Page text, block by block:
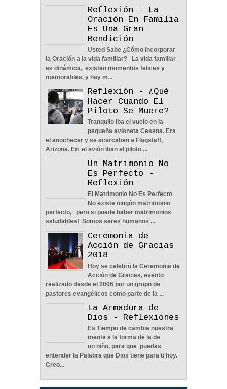
Nos Toca Escoger El
Camino, Fácil O Difícil -
Reflexión
04 Jun 2022 0
Aprendiendo A Confiar A
Pesar De Las
Circunstancias - Reflexión
2022 0
En Busca De La Pareja
Adecuada - Reflexión
04 Jun 2022
Una Familia Unida Es
Importante - Reflexión
2026 0
Reflexión - La
Oración En Familia
Es Una Gran
Bendición
Usted Sabe ¿Cómo Incorporar
la Oración a la vida familiar? La vida familiar
es dinámica, existen momentos felices y
memorables, y hay m...
Reflexión - ¿Qué
Hacer Cuando El
Piloto Se Muere?
Tranquilo iba el vuelo en la
pequeña avioneta Cessna. Era
el anochecer y se acercaban a Flagstaff,
Arizona. En el avión iban el piloto ...
Un Matrimonio No
Es Perfecto -
Reflexión
El Matrimonio No Es Perfecto
No existe ningún matrimonio
perfecto, pero si puede haber matrimonios
saludables! Somos seres humanos ...
Ceremonia de
Acción de Gracias
2018
Hoy se celebró la Ceremonia de
Acción de Gracias, evento
realizado desde el 2006 por un grupo de
pastores evangélicos como parte de la ...
La Armadura de
Dios - Reflexiones
Es Tiempo de cambia nuestra
mente a la forma de la de
un niño, para que puedas
entender la Palabra que Dios tiene para ti hoy.
Creo...